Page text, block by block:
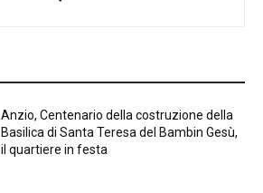
Anzio, Centenario della costruzione della
Basilica di Santa Teresa del Bambin Gesù,
il quartiere in festa